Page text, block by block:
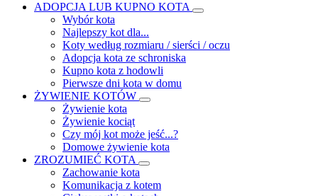
ADOPCJA LUB KUPNO KOTA
Wybór kota
Najlepszy kot dla...
Koty według rozmiaru / sierści / oczu
Adopcja kota ze schroniska
Kupno kota z hodowli
Pierwsze dni kota w domu
ŻYWIENIE KOTÓW
Żywienie kota
Żywienie kociąt
Czy mój kot może jeść...?
Domowe żywienie kota
ZROZUMIEĆ KOTA
Zachowanie kota
Komunikacja z kotem